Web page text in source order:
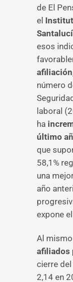
de El
el
esos
número
laboral
ha
último
que
58,1%
una
año
expone
Al
afiliados
cierre del
2,14 en